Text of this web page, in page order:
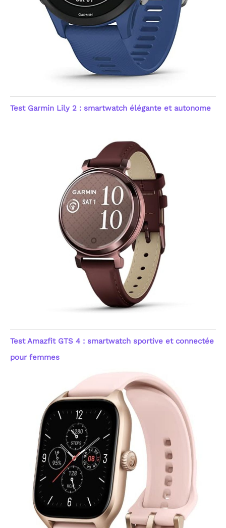
Test Garmin Lily 2 : smartwatch élégante et autonome
Test Amazfit GTS 4 : smartwatch sportive et connectée
pour femmes